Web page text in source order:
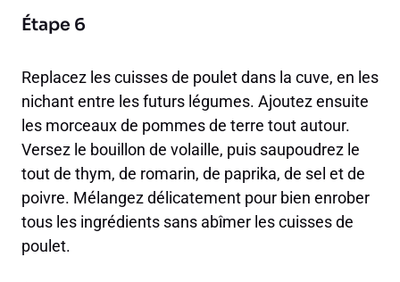
Étape 6
Replacez les cuisses de poulet dans la cuve, en les
nichant entre les futurs légumes. Ajoutez ensuite
les morceaux de pommes de terre tout autour.
Versez le bouillon de volaille, puis saupoudrez le
tout de thym, de romarin, de paprika, de sel et de
poivre. Mélangez délicatement pour bien enrober
tous les ingrédients sans abîmer les cuisses de
poulet.